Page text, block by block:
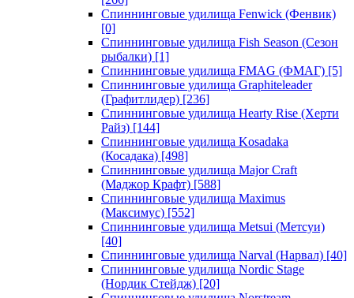
Спиннинговые удилища Fenwick (Фенвик)
[0]
Спиннинговые удилища Fish Season (Сезон
рыбалки) [1]
Спиннинговые удилища FMAG (ФМАГ) [5]
Спиннинговые удилища Graphiteleader
(Графитлидер) [236]
Спиннинговые удилища Hearty Rise (Херти
Райз) [144]
Спиннинговые удилища Kosadaka
(Косадака) [498]
Спиннинговые удилища Major Craft
(Маджор Крафт) [588]
Спиннинговые удилища Maximus
(Максимус) [552]
Спиннинговые удилища Metsui (Метсуи)
[40]
Спиннинговые удилища Narval (Нарвал) [40]
Спиннинговые удилища Nordic Stage
(Нордик Стейдж) [20]